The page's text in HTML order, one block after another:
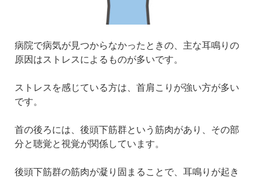
病院で病気が見つからなかったときの、主な耳鳴りの
原因はストレスによるものが多いです。
ストレスを感じている方は、首肩こりが強い方が多い
です。
首の後ろには、後頭下筋群という筋肉があり、その部
分と聴覚と視覚が関係しています。
後頭下筋群の筋肉が凝り固まることで、耳鳴りが起き